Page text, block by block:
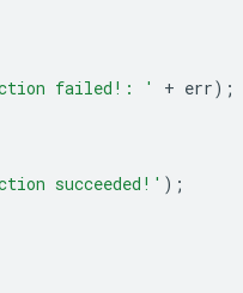
failed!: ' + err);
succeeded!' );